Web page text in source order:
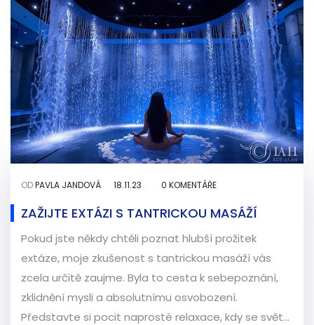
ODPAVLA JANDOVÁ 18.11.23 0 KOMENTÁŘE
ZAŽIJTE EXTÁZI S TANTRICKOU MASÁŽÍ
Pokud jste někdy chtěli poznat hlubší prožitek
extáze, moje zkušenost s tantrickou masáží vás
zcela určitě zaujme. Byla to cesta k sebepoznání,
zklidnění mysli a absolutnímu osvobození.
Představte si pocit naprosté relaxace, kdy se svět